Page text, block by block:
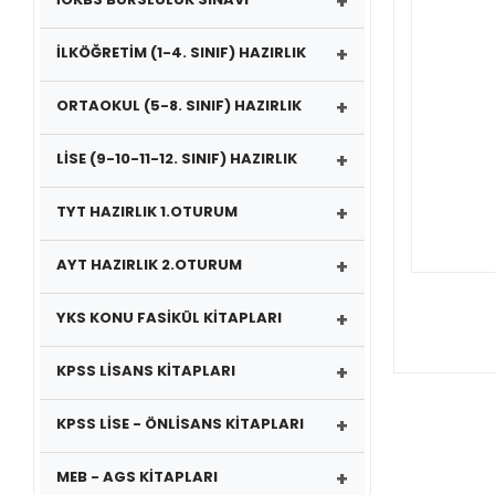
İLKÖĞRETİM (1-4. SINIF) HAZIRLIK +
ORTAOKUL (5-8. SINIF) HAZIRLIK +
LİSE (9-10-11-12. SINIF) HAZIRLIK +
TYT HAZIRLIK 1.OTURUM +
AYT HAZIRLIK 2.OTURUM +
YKS KONU FASİKÜL KİTAPLARI +
KPSS LİSANS KİTAPLARI +
KPSS LİSE - ÖNLİSANS KİTAPLARI +
MEB - AGS KİTAPLARI +